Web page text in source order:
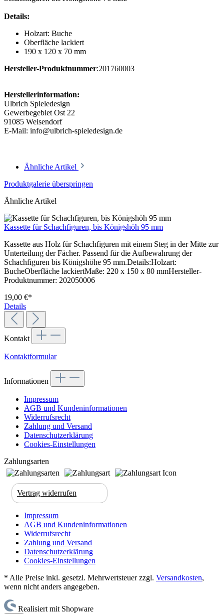
Details:
Holzart: Buche
Oberfläche lackiert
190 x 120 x 70 mm
Hersteller-Produktnummer:201760003
Herstellerinformation:
Ulbrich Spieledesign
Gewerbegebiet Ost 22
91085 Weisendorf
E-Mail: info@ulbrich-spieledesign.de
Ähnliche Artikel
Produktgalerie überspringen
Ähnliche Artikel
Kassette für Schachfiguren, bis Königshöh 95 mm
Kassette aus Holz für Schachfiguren mit einem Steg in der Mitte zur
Unterteilung der Fächer. Passend für die Aufbewahrung der
Schachfiguren bis Königshöhe 95 mm.Details:Holzart:
BucheOberfläche lackiertMaße: 220 x 150 x 80 mmHersteller-
Produktnummer: 202050006
19,00 €*
Details
Kontakt
Kontaktformular
Informationen
Impressum
AGB und Kundeninformationen
Widerrufsrecht
Zahlung und Versand
Datenschutzerklärung
Cookies-Einstellungen
Zahlungsarten
Vertrag widerrufen
Impressum
AGB und Kundeninformationen
Widerrufsrecht
Zahlung und Versand
Datenschutzerklärung
Cookies-Einstellungen
* Alle Preise inkl. gesetzl. Mehrwertsteuer zzgl. Versandkosten,
wenn nicht anders angegeben.
Realisiert mit Shopware